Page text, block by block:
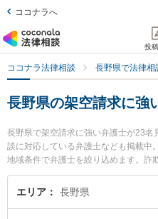
ココナラへ
投
ココナラ法律相談 長野県で法律相
長野県の架空請求に強
長野県で架空請求に強い弁護士が23
談に対応している弁護士なども掲載中
地域条件で弁護士を絞り込めます。詐
業詐欺、FX詐欺等の細かな分野での
法人一新総合法律事務所 長野事務所
エリア 長野県